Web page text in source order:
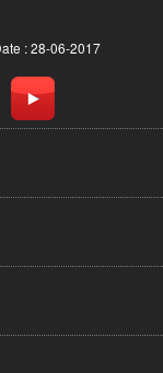
: 28-06-2017